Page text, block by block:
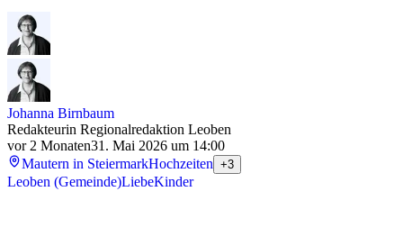
Johanna Birnbaum
Redakteurin Regionalredaktion Leoben
vor 2 Monaten31. Mai 2026 um 14:00
Mautern in SteiermarkHochzeiten +3
Leoben (Gemeinde)LiebeKinder